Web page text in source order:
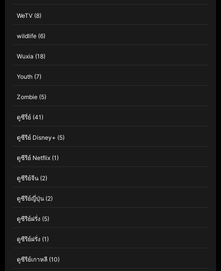
WeTV (8)
wildlife (6)
Wuxia (18)
Youth (7)
Zombie (5)
ดูซีรี่ย์ (41)
ดูซีรีย์ Disney+ (5)
ดูซีรีย์ Netflix (1)
ดูซีรีย์จีน (2)
ดูซีรีย์ญี่ปุ่น (2)
ดูซีรีย์ฝรั่ง (5)
ดูซีรีย์ฝรั่ง (1)
ดูซีรีย์เกาหลี (10)